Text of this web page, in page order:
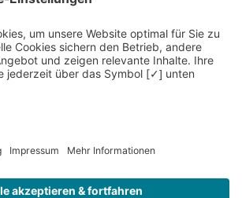
Kontakt
Datenschutz
Newsletter